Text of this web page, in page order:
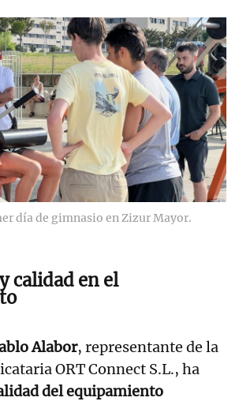
día de gimnasio en Zizur Mayor.
calidad en el
Alabor, representante de la
ORT Connect S.L., ha
del equipamiento